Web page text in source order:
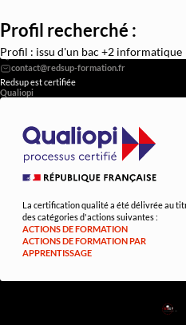
Profil recherché :
Profil : issu d'un bac +2 informatique
REDSUP © 2026
0756838251
Redsup est certifiée
Qualiopi
La certification qualité a été délivrée au
des catégories d'actions suivantes :
ACTIONS DE FORMATION
ACTIONS DE FORMATION PAR
APPRENTISSAGE
SUP
RED